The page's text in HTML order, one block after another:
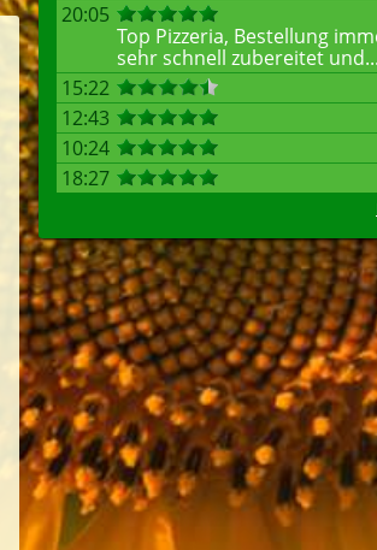
20:05
Top Pizzeria, Bestellung
sehr schnell zubereitet und...
15:22
12:43
10:24
18:27